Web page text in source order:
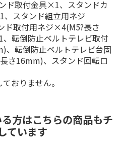
ド取付金具×1、スタンドカ
スタンド組立用ネジ
ド取付用ネジ×4(M5?長さ
転倒防止ベルトテレビ取付
転倒防止ベルトテレビ台固
さ16mm)、スタンド回転ロ
おりません。
方はこちらの商品もチ
ています